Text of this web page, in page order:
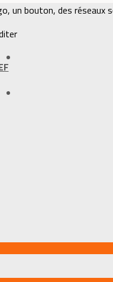
un bouton, des réseaux